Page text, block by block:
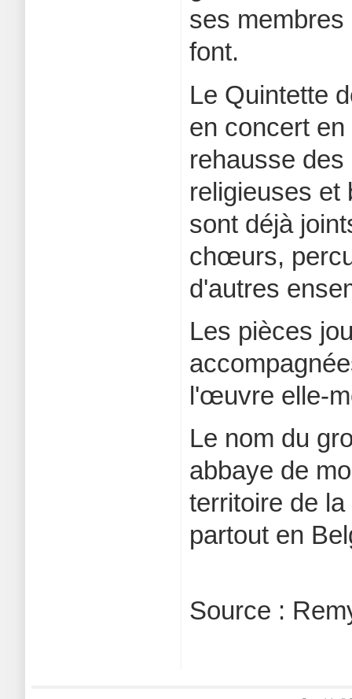
ses
font.
Le Quintette
en concert
rehausse
religieuses et
sont déjà
chœurs,
d'autres
Les pièces
l'œuvre elle-
Le nom du
abbaye de
territoire de
partout en
Source :